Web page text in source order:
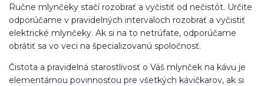
Ručne mlynčeky stačí rozobrať a vyčistiť od nečistôt. Určite
odporúčame v pravidelných intervaloch rozobrať a vyčistiť
elektrické mlynčeky. Ak si na to netrúfate, odporúčame
obrátiť sa vo veci na špecializovanú spoločnosť.
Čistota a pravidelná starostlivosť o Váš mlynček na kávu je
elementárnou povinnosťou pre všetkých kávičkarov, ak si